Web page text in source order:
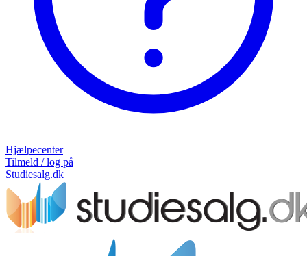
Hjælpecenter
Tilmeld / log på
Studiesalg.dk